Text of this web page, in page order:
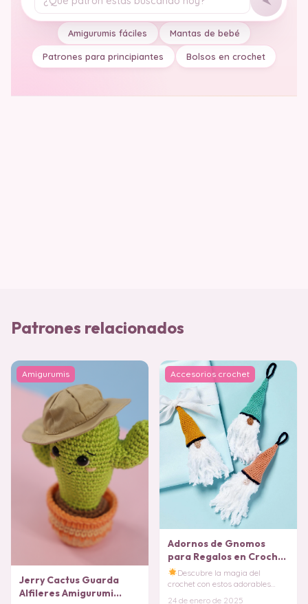
Tu pregunta
Amigurumis fáciles Mantas de bebé
Patrones para principiantes Bolsos en crochet
Patrones relacionados
Amigurumis
Jerry Cactus Guarda
Alfileres Amigurumi
Accesorios crochet
Adornos de Gnomos
para Regalos en Crochet
PATRON GRATIS
Descubre la magia del
crochet con estos adorables
24 de enero de 2025